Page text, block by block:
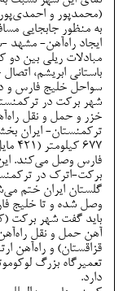
به منظور جابجایی
ایجاد راه‌آهن-
مبادلات ریلی بین دو
باستانی ابریشم،
سواحل خلیج فارس و
شهر برکت در
خزر و حمل و نقل
ترکمنستان- ایران
۶۷۷
فارس وصل می‌کند.
برکت-اترک در
گلستان ایران ختم
وصل شده و تا خلیج
باید گفت شهر برکت
آهن حمل و نقل
قزاقستان) و راه‌آهن
تعمیرگاه بزرگ
دارد.